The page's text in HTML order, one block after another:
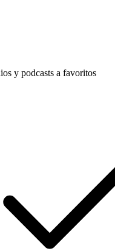
y podcasts a favoritos